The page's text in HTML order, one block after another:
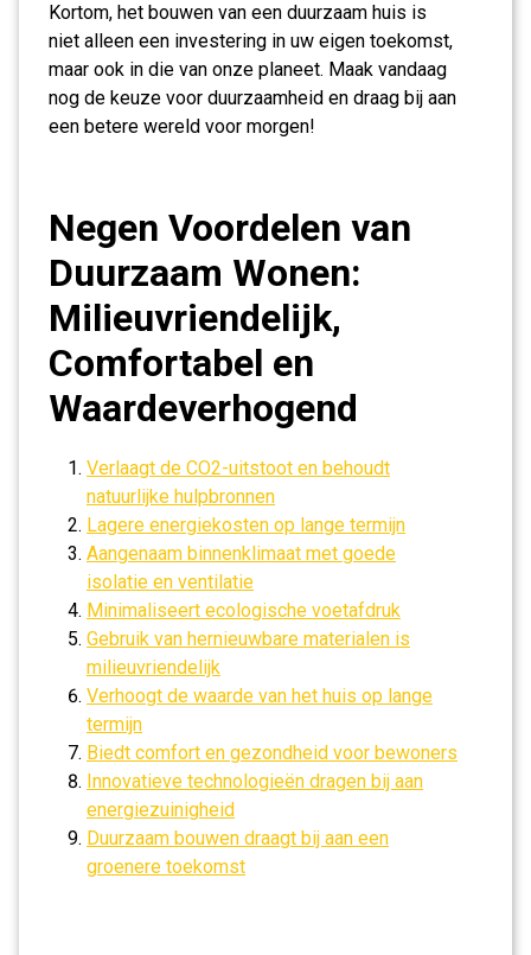
Kortom, het bouwen van een duurzaam huis is
niet alleen een investering in uw eigen toekomst,
maar ook in die van onze planeet. Maak vandaag
nog de keuze voor duurzaamheid en draag bij aan
een betere wereld voor morgen!
Negen Voordelen van
Duurzaam Wonen:
Milieuvriendelijk,
Comfortabel en
Waardeverhogend
Verlaagt de CO2-uitstoot en behoudt
natuurlijke hulpbronnen
Lagere energiekosten op lange termijn
Aangenaam binnenklimaat met goede
isolatie en ventilatie
Minimaliseert ecologische voetafdruk
Gebruik van hernieuwbare materialen is
milieuvriendelijk
Verhoogt de waarde van het huis op lange
termijn
Biedt comfort en gezondheid voor bewoners
Innovatieve technologieën dragen bij aan
energiezuinigheid
Duurzaam bouwen draagt bij aan een
groenere toekomst